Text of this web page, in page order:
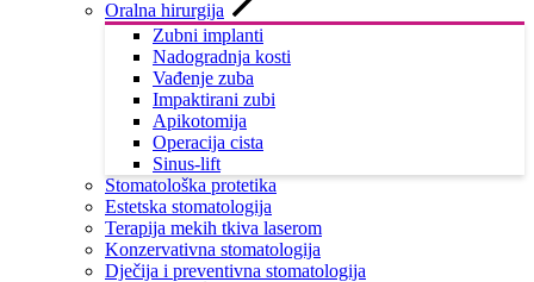
Oralna hirurgija
Zubni implanti
Nadogradnja kosti
Vađenje zuba
Impaktirani zubi
Apikotomija
Operacija cista
Sinus-lift
Stomatološka protetika
Estetska stomatologija
Terapija mekih tkiva laserom
Konzervativna stomatologija
Dječija i preventivna stomatologija